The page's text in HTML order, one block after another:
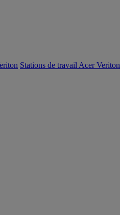
Stations de travail Acer Veriton